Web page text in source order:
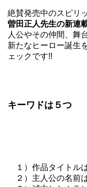
絶賛発売中のスピリ
曽田正人先生の新連
人公やその仲間、舞
新たなヒーロー誕生
ェックです!!
キーワドは５つ
１）作品タイトル
２）主人公の名前